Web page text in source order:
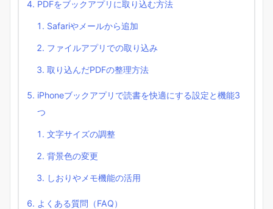
PDFをブックアプリに取り込む方法
Safariやメールから追加
ファイルアプリでの取り込み
取り込んだPDFの整理方法
iPhoneブックアプリで読書を快適にする設定と機能3
つ
文字サイズの調整
背景色の変更
しおりやメモ機能の活用
よくある質問（FAQ）